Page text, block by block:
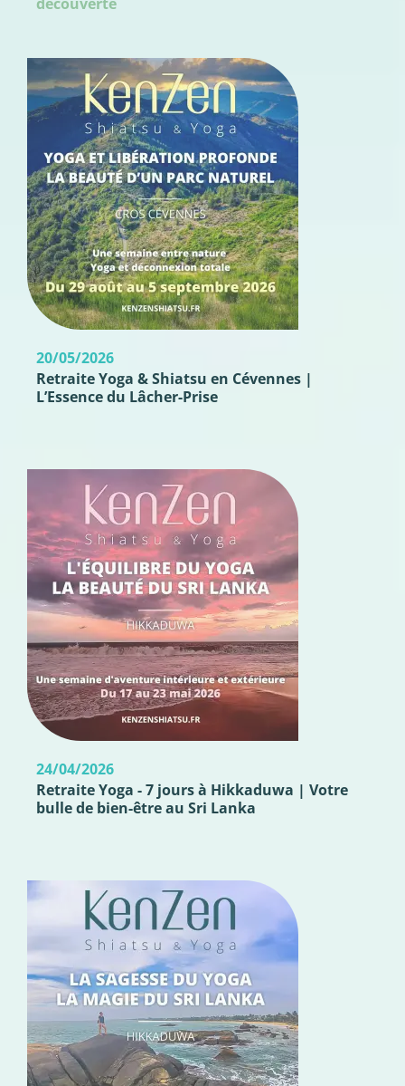
20/05/2026
Retraite Yoga & Shiatsu en Cévennes |
L’Essence du Lâcher-Prise
24/04/2026
Retraite Yoga - 7 jours à Hikkaduwa | Votre
bulle de bien-être au Sri Lanka